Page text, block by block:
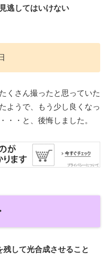
逃してはいけない
くさん撮ったと思っていた
ようで、もう少し良くなっ
・・と、後悔しました。
残して光合成させること